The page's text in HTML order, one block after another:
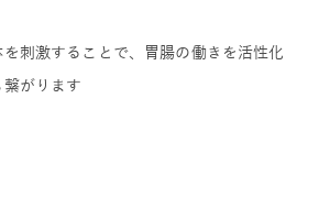
刺激することで、胃腸の働きを活性化
がります